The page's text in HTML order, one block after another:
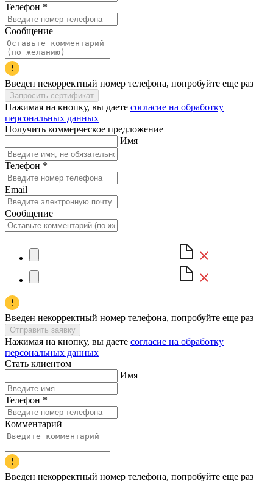
Телефон *
Сообщение
Введен некорректный номер телефона, попробуйте еще раз
Запросить сертификат
Нажимая на кнопку, вы даете согласие на обработку
персональных данных
Получить коммерческое предложение
Имя
Телефон *
Email
Сообщение
Введен некорректный номер телефона, попробуйте еще раз
Отправить заявку
Нажимая на кнопку, вы даете согласие на обработку
персональных данных
Стать клиентом
Имя
Телефон *
Комментарий
Введен некорректный номер телефона, попробуйте еще раз